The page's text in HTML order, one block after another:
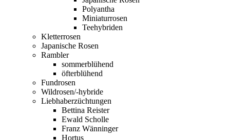
Polyantha
Miniaturrosen
Teehybriden
Kletterrosen
Japanische Rosen
Rambler
sommerblühend
öfterblühend
Fundrosen
Wildrosen/-hybride
Liebhaberzüchtungen
Bettina Reister
Ewald Scholle
Franz Wänninger
Hortus